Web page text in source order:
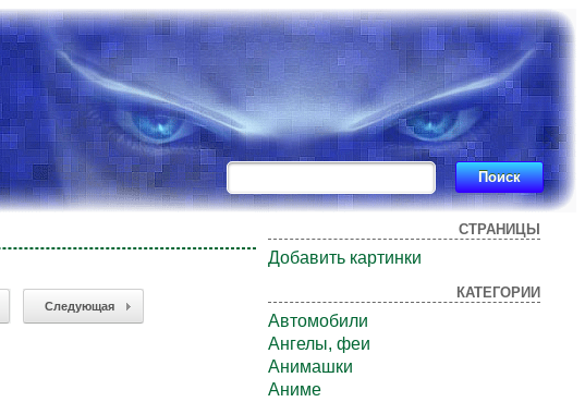
Следующая
СТРАНИЦЫ
Добавить картинки
КАТЕГОРИИ
Автомобили
Ангелы, феи
Анимашки
Аниме